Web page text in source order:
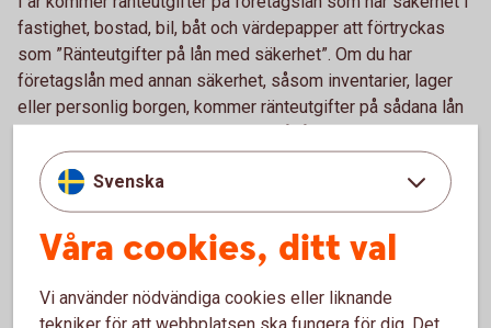
fastighet, bostad, bil, båt och värdepapper att förtryckas
som ”Ränteutgifter på lån med säkerhet”. Om du har
företagslån med annan säkerhet, såsom inventarier, lager
eller personlig borgen, kommer ränteutgifter på sådana lån
Båda är fortfarande avdragsgilla i din näringsbilaga.
Har du en omsättning på högst 3 miljoner kronor kan du
använda Skatteverkets e-tjänst Förenklat årsbokslut. När du
gjort ett förenklat årsbokslut kan du enkelt hämta
Svenska
Våra cookies, ditt val
Vi använder nödvändiga cookies eller liknande
tekniker för att webbplatsen ska fungera för dig. Det